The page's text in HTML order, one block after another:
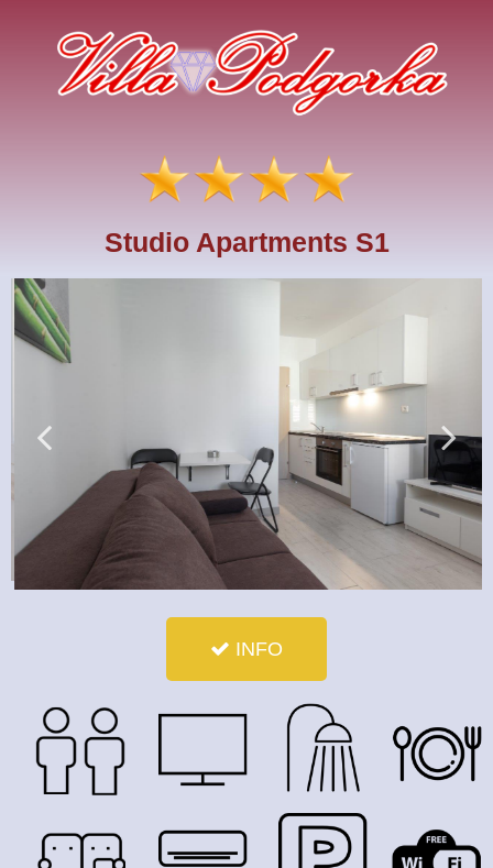
Studio Apartments S1
INFO